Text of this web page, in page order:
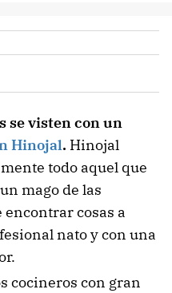
se visten con un
Hinojal. Hinojal
todo aquel que
mago de las
cosas a
nato y con una
cocineros con gran